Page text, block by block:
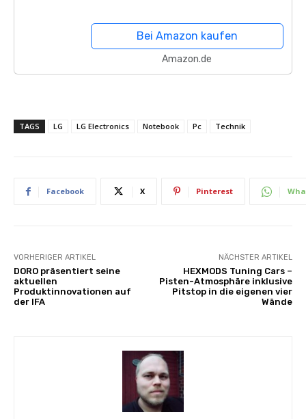
Bei Amazon kaufen
Amazon.de
TAGS LG LG Electronics Notebook Pc Technik
Facebook X Pinterest
VORHERIGER ARTIKEL
DORO präsentiert seine
aktuellen
Produktinnovationen auf
der IFA
NÄCHSTER ARTIKEL
HEXMODS Tuning Cars –
Pisten-Atmosphäre inklusive
Pitstop in die eigenen vier
Wände